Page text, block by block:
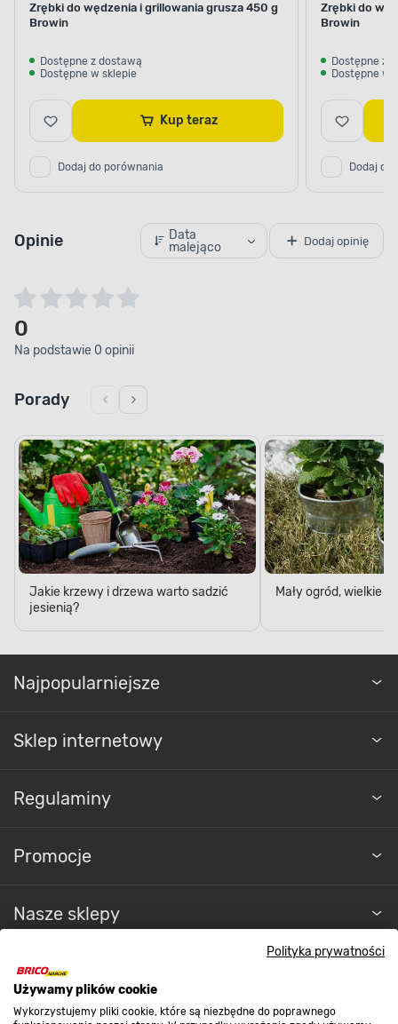
Polityka prywatności
Używamy plików cookie
Wykorzystujemy pliki cookie, które są niezbędne do poprawnego
Zrębki do wędzenia i grillowania grusza 450 g
Browin
Dostępne z dostawą
Dostępne w sklepie
Kup teraz
Dodaj do porównania
Zrębki do
Browin
Dostępne z
Dostępne w
Dodaj do
Opinie
Data
malejąco
Dodaj opinię
0
Na podstawie 0 opinii
Porady
Jakie krzewy i drzewa warto sadzić
jesienią?
Mały ogród, wielkie
Najpopularniejsze
Sklep internetowy
Regulaminy
Promocje
Nasze sklepy
O nas